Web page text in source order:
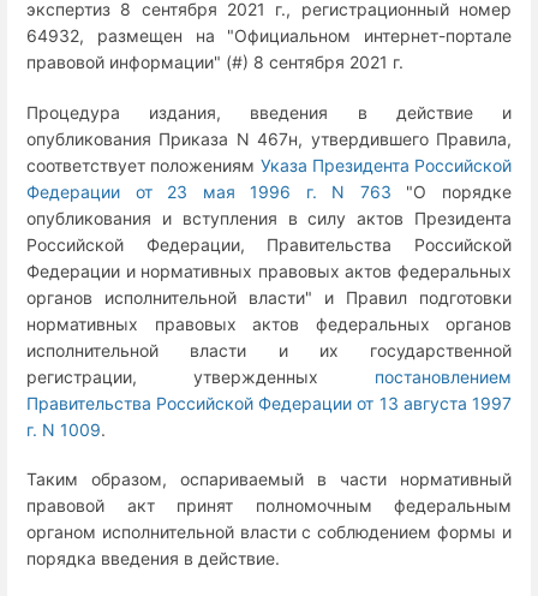
экспертиз 8 сентября 2021 г., регистрационный номер
64932, размещен на "Официальном интернет-портале
правовой информации" (#) 8 сентября 2021 г.
Процедура издания, введения в действие и
опубликования Приказа N 467н, утвердившего Правила,
соответствует положениям Указа Президента Российской
Федерации от 23 мая 1996 г. N 763 "О порядке
опубликования и вступления в силу актов Президента
Российской Федерации, Правительства Российской
Федерации и нормативных правовых актов федеральных
органов исполнительной власти" и Правил подготовки
нормативных правовых актов федеральных органов
исполнительной власти и их государственной
регистрации, утвержденных постановлением
Правительства Российской Федерации от 13 августа 1997
г. N 1009.
Таким образом, оспариваемый в части нормативный
правовой акт принят полномочным федеральным
органом исполнительной власти с соблюдением формы и
порядка введения в действие.